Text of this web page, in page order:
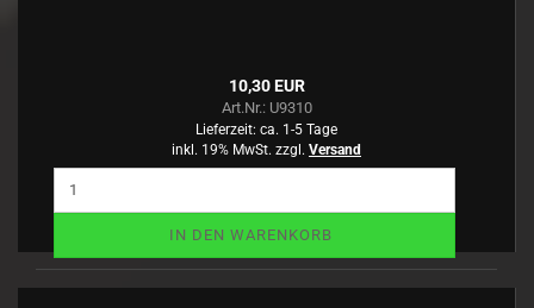
10,30 EUR
Art.Nr.: U9310
Lieferzeit: ca. 1-5 Tage
inkl. 19% MwSt. zzgl. Versand
IN DEN WARENKORB